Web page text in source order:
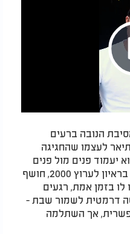
24, בילה במסיבת הנובה ברעים
לעצמו שהחגיגה
יעמוד פנים מול פנים
עם המוות. ברק, שמדבר כעת בראיון לערוץ 2000, חושף
בזמן אמת, רגעים
דרמטית לשמור שבת -
אך השתלמה